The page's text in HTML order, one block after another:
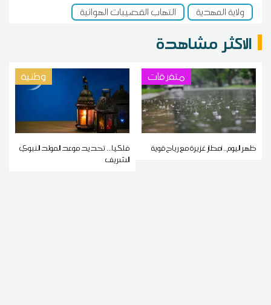
ولاية المهدية
التهاب القصيبات الهوائية
الاكثر مشاهدة
متفرقات
ظهر اليوم.. أمطار غزيرة مع رياح قوية
وطنية
فلكيا... تحديد موعد المولد النبوي
الشريف